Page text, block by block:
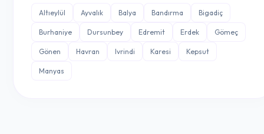
Altıeylül Ayvalık Balya Bandırma Bigadiç
Burhaniye Dursunbey Edremit Erdek Gömeç
Gönen Havran Ivrindi Karesi Kepsut
Manyas